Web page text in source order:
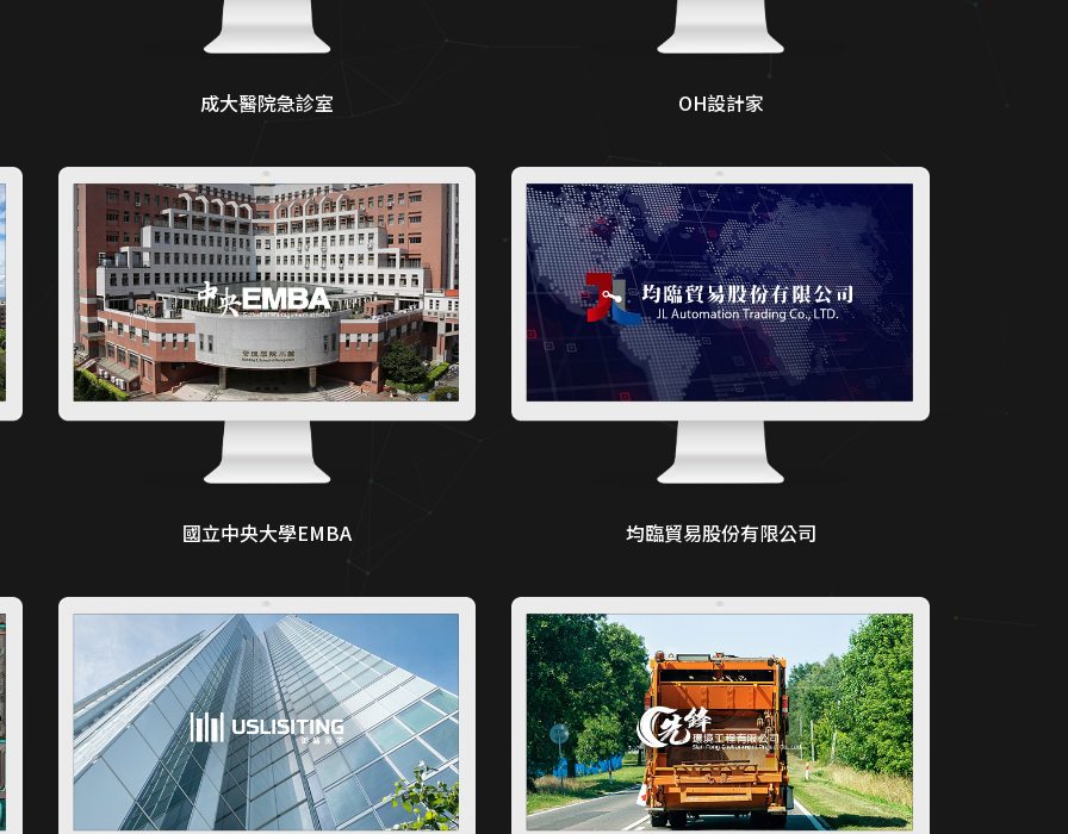
成大醫院急診室 OH設計家
國立中央大學EMBA 均臨貿易股份有限公司